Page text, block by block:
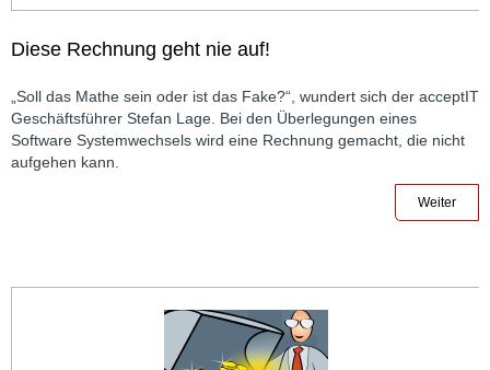
Diese Rechnung geht nie auf!
„Soll das Mathe sein oder ist das Fake?“, wundert sich der acceptIT
Geschäftsführer Stefan Lage. Bei den Überlegungen eines
Software Systemwechsels wird eine Rechnung gemacht, die nicht
aufgehen kann.
Weiter